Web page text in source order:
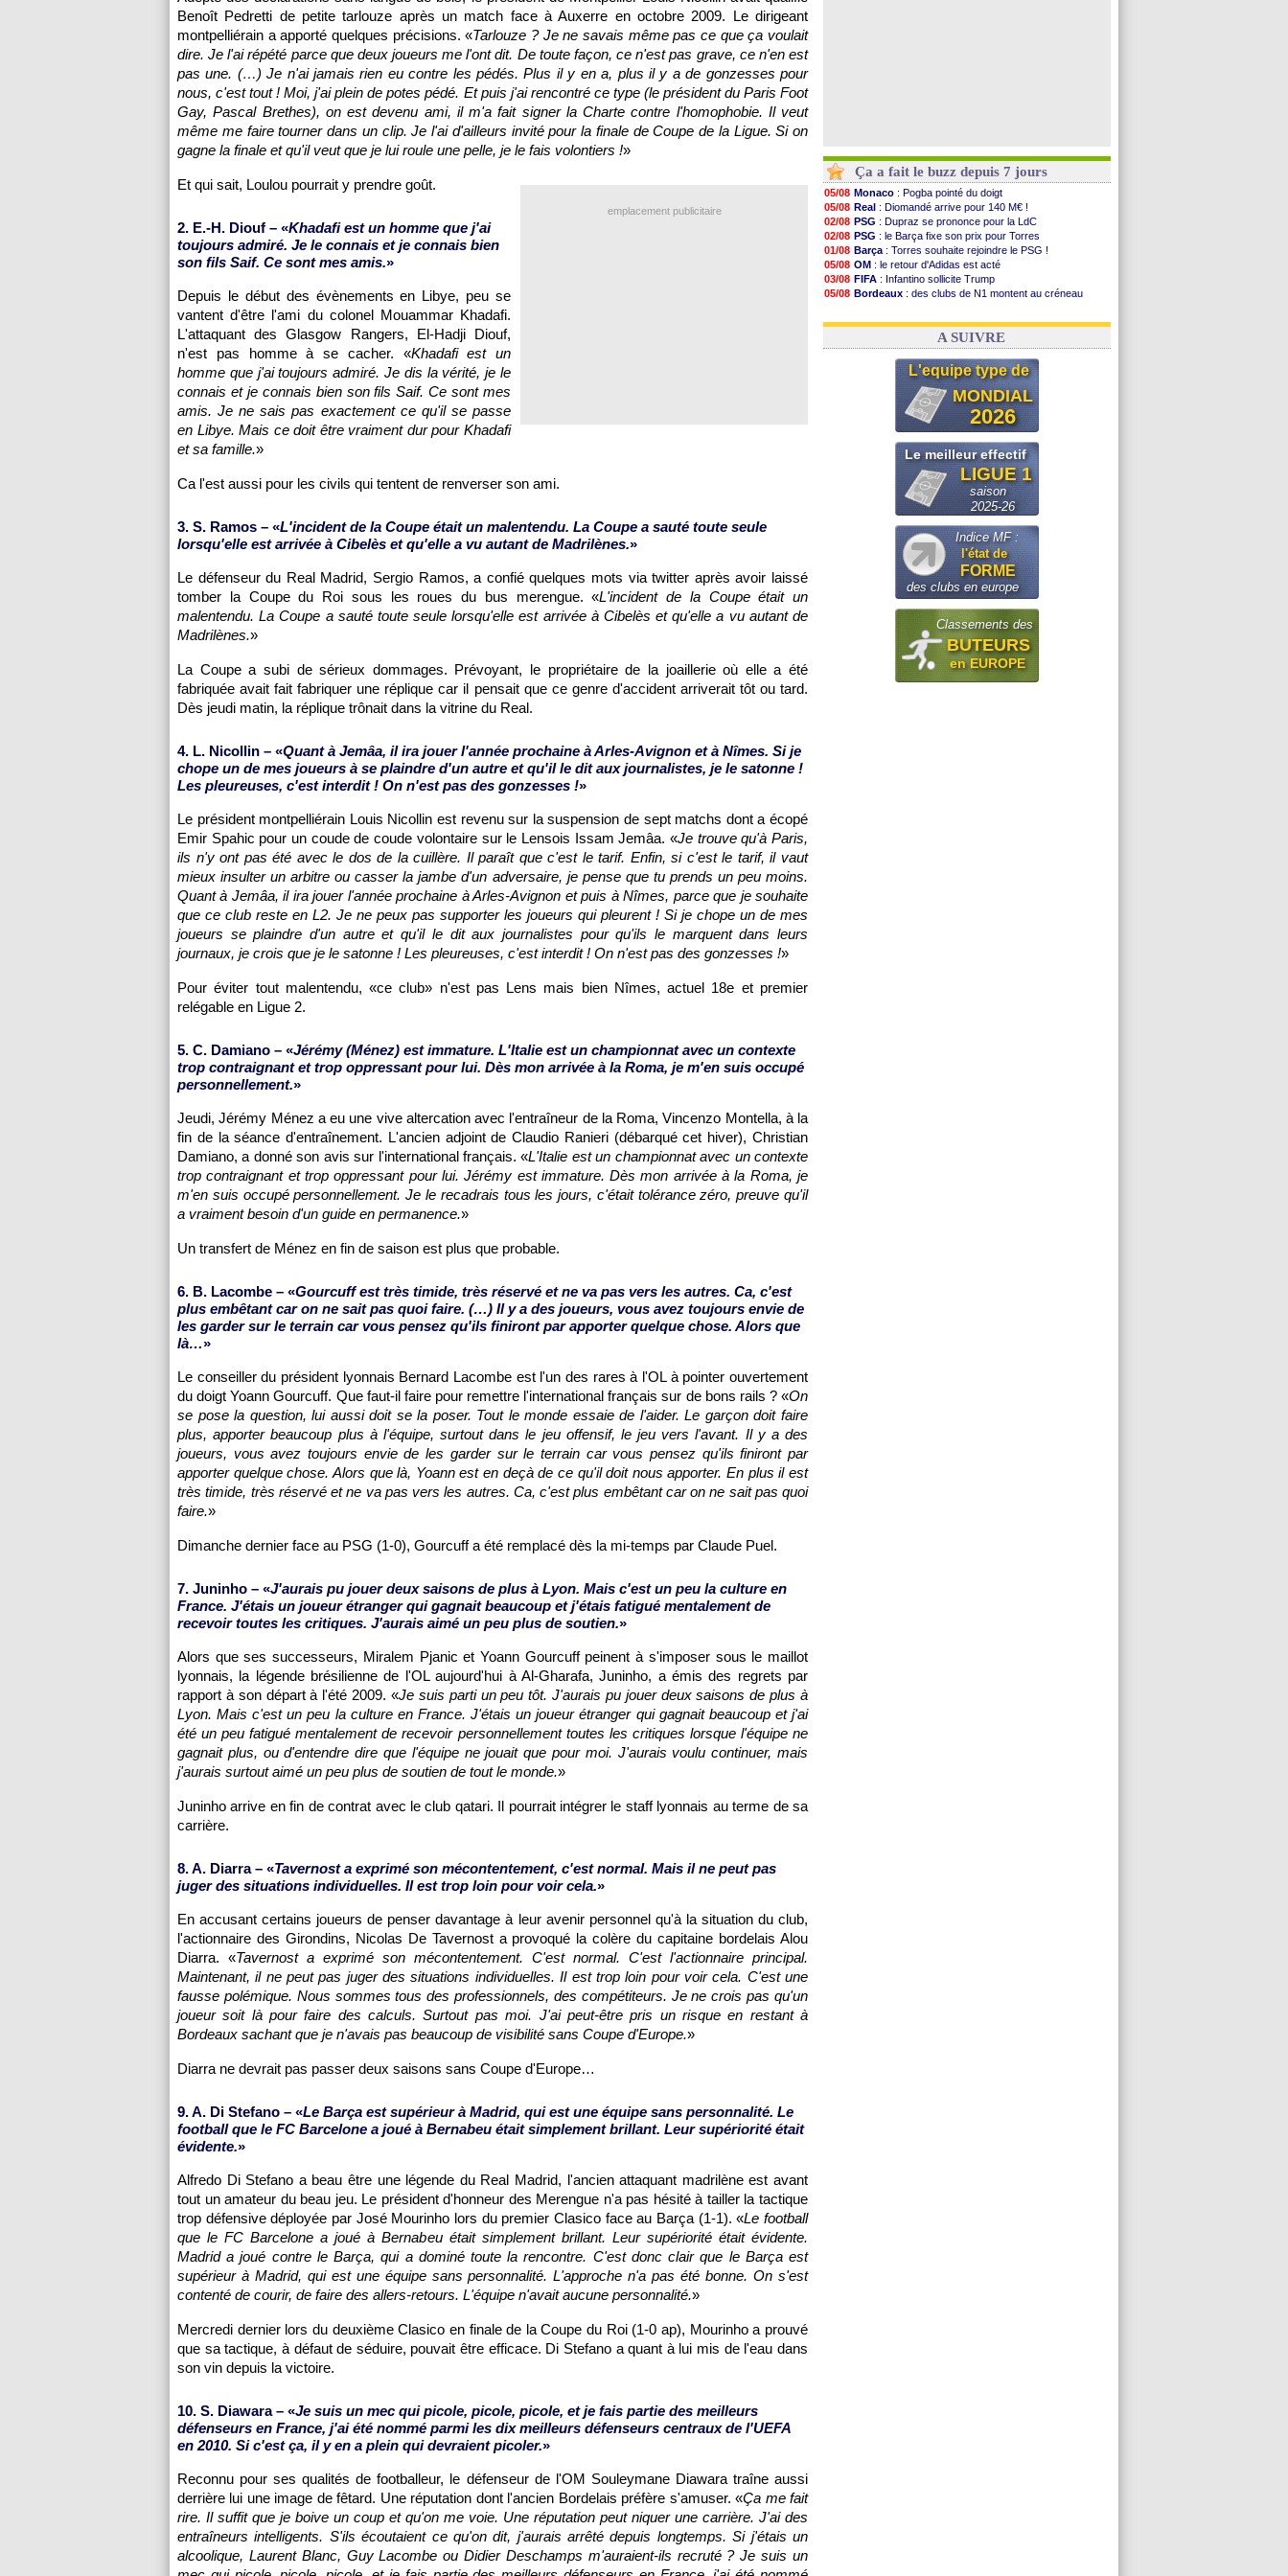
Benoît Pedretti de petite tarlouze après un match face àAuxerre en octobre 2009. Le dirigeant
montpelliérain a apporté quelques précisions. «Tarlouze ? Je ne savais même pas ce que ça voulait
dire. Je l'ai répété parce que deux joueurs me l'ont dit. De toute façon, ce n'est pas grave, ce n'en est
pas une. (…) Je n'ai jamais rien eu contre les pédés. Plus il y en a, plus il y a de gonzesses pour
nous, c'est tout ! Moi, j'ai plein de potes pédé. Et puis j'ai rencontré ce type (le président du Paris Foot
Gay, Pascal Brethes), on est devenu ami, il m'a fait signer la Charte contre l'homophobie. Il veut
même me faire tourner dans un clip. Je l'ai d'ailleurs invité pour la finale de Coupe de la Ligue. Si on
gagne la finale et qu'il veut que je lui roule une pelle, je le fais volontiers !»
emplacement publicitaire
Et qui sait, Loulou pourrait y prendre goût.
2. E.-H. Diouf – «Khadafi est un homme que j'ai
toujours admiré. Je le connais et je connais bien
son fils Saif. Ce sont mes amis.»
Depuis le début des évènements en Libye, peu se
vantent d'être l'ami du colonel Mouammar Khadafi.
L'attaquant des Glasgow Rangers, El-Hadji Diouf,
n'est pas homme à se cacher. «Khadafi est un
homme que j'ai toujours admiré. Je dis la vérité, je le
connais et je connais bien son fils Saif. Ce sont mes
amis. Je ne sais pas exactement ce qu'il se passe
en Libye. Mais ce doit être vraiment dur pour Khadafi
et sa famille.»
Ca l'est aussi pour les civils qui tentent de renverser son ami.
3. S. Ramos – «L'incident de la Coupe était un malentendu. La Coupe a sauté toute seule
lorsqu'elle est arrivée à Cibelès et qu'elle a vu autant de Madrilènes.»
Le défenseur du Real Madrid, Sergio Ramos, a confié quelques mots via twitter après avoir laissé
tomber la Coupe du Roi sous les roues du bus merengue. «L'incident de la Coupe était un
malentendu. La Coupe a sauté toute seule lorsqu'elle est arrivée à Cibelès et qu'elle a vu autant de
Madrilènes.»
La Coupe a subi de sérieux dommages. Prévoyant, le propriétaire de la joaillerie où elle a été
fabriquée avait fait fabriquer une réplique car il pensait que ce genre d'accident arriverait tôt ou tard.
Dès jeudi matin, la réplique trônait dans la vitrine du Real.
4. L. Nicollin – «Quant à Jemâa, il ira jouer l'année prochaine à Arles-Avignon et à Nîmes. Si je
chope un de mes joueurs à se plaindre d'un autre et qu'il le dit aux journalistes, je le satonne !
Les pleureuses, c'est interdit ! On n'est pas des gonzesses !»
Le président montpelliérain Louis Nicollin est revenu sur la suspension de sept matchs dont a écopé
Emir Spahic pour un coude de coude volontaire sur le Lensois Issam Jemâa. «Je trouve qu'à Paris,
ils n'y ont pas été avec le dos de la cuillère. Il paraît que c'est le tarif. Enfin, si c'est le tarif, il vaut
mieux insulter un arbitre ou casser la jambe d'un adversaire, je pense que tu prends un peu moins.
Quant à Jemâa, il ira jouer l'année prochaine à Arles-Avignon et puis à Nîmes, parce que je souhaite
que ce club reste en L2. Je ne peux pas supporter les joueurs qui pleurent ! Si je chope un de mes
joueurs se plaindre d'un autre et qu'il le dit aux journalistes pour qu'ils le marquent dans leurs
journaux, je crois que je le satonne ! Les pleureuses, c'est interdit ! On n'est pas des gonzesses !»
Pour éviter tout malentendu, «ce club» n'est pas Lens mais bien Nîmes, actuel 18e et premier
relégable en Ligue 2.
5. C. Damiano – «Jérémy (Ménez) est immature. L'Italie est un championnat avec un contexte
trop contraignant et trop oppressant pour lui. Dès mon arrivée à la Roma, je m'en suis occupé
personnellement.»
Jeudi, Jérémy Ménez a eu une vive altercation avec l'entraîneur de la Roma, Vincenzo Montella, à la
fin de la séance d'entraînement. L'ancien adjoint de Claudio Ranieri (débarqué cet hiver), Christian
Damiano, a donné son avis sur l'international français. «L'Italie est un championnat avec un contexte
trop contraignant et trop oppressant pour lui. Jérémy est immature. Dès mon arrivée à la Roma, je
m'en suis occupé personnellement. Je le recadrais tous les jours, c'était tolérance zéro, preuve qu'il
a vraiment besoin d'un guide en permanence.»
Un transfert de Ménez en fin de saison est plus que probable.
6. B. Lacombe – «Gourcuff est très timide, très réservé et ne va pas vers les autres. Ca, c'est
plus embêtant car on ne sait pas quoi faire. (…) Il y a des joueurs, vous avez toujours envie de
les garder sur le terrain car vous pensez qu'ils finiront par apporter quelque chose. Alors que
là…»
Le conseiller du président lyonnais Bernard Lacombe est l'un des rares à l'OLà pointer ouvertement
du doigt Yoann Gourcuff. Que faut-il faire pour remettre l'international français sur de bons rails ? «On
se pose la question, lui aussi doit se la poser. Tout le monde essaie de l'aider. Le garçon doit faire
plus, apporter beaucoup plus à l'équipe, surtout dans le jeu offensif, le jeu vers l'avant. Il y a des
joueurs, vous avez toujours envie de les garder sur le terrain car vous pensez qu'ils finiront par
apporter quelque chose. Alors que là, Yoann est en deçà de ce qu'il doit nous apporter. En plus il est
très timide, très réservé et ne va pas vers les autres. Ca, c'est plus embêtant car on ne sait pas quoi
faire.»
Dimanche dernier face au PSG (1-0), Gourcuff a été remplacé dès la mi-temps par Claude Puel.
7. Juninho – «J'aurais pu jouer deux saisons de plus à Lyon. Mais c'est un peu la culture en
France. J'étais un joueur étranger qui gagnait beaucoup et j'étais fatigué mentalement de
recevoir toutes les critiques. J'aurais aimé un peu plus de soutien.»
Alors que ses successeurs, Miralem Pjanic et Yoann Gourcuff peinent à s'imposer sous le maillot
lyonnais, la légende brésilienne de l'OLaujourd'hui à Al-Gharafa, Juninho, a émis des regrets par
rapport à son départ à l'été 2009. «Je suis parti un peu tôt. J'aurais pu jouer deux saisons de plus à
Lyon. Mais c'est un peu la culture en France. J'étais un joueur étranger qui gagnait beaucoup et j'ai
été un peu fatigué mentalement de recevoir personnellement toutes les critiques lorsque l'équipe ne
gagnait plus, ou d'entendre dire que l'équipe ne jouait que pour moi. J'aurais voulu continuer, mais
j'aurais surtout aimé un peu plus de soutien de tout le monde.»
Juninho arrive en fin de contrat avec le club qatari. Il pourrait intégrer le staff lyonnais au terme de sa
carrière.
8. A. Diarra – «Tavernost a exprimé son mécontentement, c'est normal. Mais il ne peut pas
juger des situations individuelles. Il est trop loin pour voir cela.»
En accusant certains joueurs de penser davantage à leur avenir personnel qu'à la situation du club,
l'actionnaire des Girondins, Nicolas De Tavernost a provoqué la colère du capitaine bordelais Alou
Diarra. «Tavernost a exprimé son mécontentement. C'est normal. C'est l'actionnaire principal.
Maintenant, il ne peut pas juger des situations individuelles. Il est trop loin pour voir cela. C'est une
fausse polémique. Nous sommes tous des professionnels, des compétiteurs. Je ne crois pas qu'un
joueur soit là pour faire des calculs. Surtout pas moi. J'ai peut-être pris un risque en restant à
Bordeaux sachant que je n'avais pas beaucoup de visibilité sans Coupe d'Europe.»
Diarra ne devrait pas passer deux saisons sans Coupe d'Europe…
9. A. Di Stefano – «Le Barça est supérieur à Madrid, qui est une équipe sans personnalité. Le
football que le FC Barcelone a joué à Bernabeu était simplement brillant. Leur supériorité était
évidente.»
Alfredo Di Stefano a beau être une légende du Real Madrid, l'ancien attaquant madrilène est avant
tout un amateur du beau jeu. Le président d'honneur des Merengue n'a pas hésité à tailler la tactique
trop défensive déployée par José Mourinho lors du premier Clasico face au Barça (1-1). «Le football
que le FC Barcelone a joué à Bernabeu était simplement brillant. Leur supériorité était évidente.
Madrid a joué contre le Barça, qui a dominé toute la rencontre. C'est donc clair que le Barça est
supérieur à Madrid, qui est une équipe sans personnalité. L'approche n'a pas été bonne. On s'est
contenté de courir, de faire des allers-retours. L'équipe n'avait aucune personnalité.»
Mercredi dernier lors du deuxième Clasico en finale de la Coupe du Roi (1-0 ap), Mourinho a prouvé
que sa tactique, à défaut de séduire, pouvait être efficace. Di Stefano a quant à lui mis de l'eau dans
son vin depuis la victoire.
10. S. Diawara – «Je suis un mec qui picole, picole, picole, et je fais partie des meilleurs
défenseurs en France, j'ai été nommé parmi les dix meilleurs défenseurs centraux de l'UEFA
en 2010. Si c'est ça, il y en a plein qui devraient picoler.»
Reconnu pour ses qualités de footballeur, le défenseur de l'OM Souleymane Diawara traîne aussi
derrière lui une image de fêtard. Une réputation dont l'ancien Bordelais préfère s'amuser. «Ça me fait
rire. Il suffit que je boive un coup et qu'on me voie. Une réputation peut niquer une carrière. J'ai des
entraîneurs intelligents. S'ils écoutaient ce qu'on dit, j'aurais arrêté depuis longtemps. Si j'étais un
alcoolique, Laurent Blanc, Guy Lacombe ou Didier Deschamps m'auraient-ils recruté ? Je suis un
Ça a fait le buzz depuis 7 jours
05/08 Monaco : Pogba pointé du doigt
05/08 Real : Diomandé arrive pour 140 M€ !
02/08 PSG : Dupraz se prononce pour la LdC
02/08 PSG : le Barça fixe son prix pour Torres
01/08 Barça : Torres souhaite rejoindre le PSG !
05/08 OM : le retour d'Adidas est acté
03/08 FIFA : Infantino sollicite Trump
05/08 Bordeaux : des clubs de N1 montent au créneau
03/08 Real: le démenti de Leipzig pour Diomandé
A SUIVRE
L'equipe type de
MONDIAL
2026
Le meilleur effectif
LIGUE 1
saison
2025-26
Indice MF :
l'état de
FORME
des clubs en europe
Classements des
BUTEURS
en EUROPE